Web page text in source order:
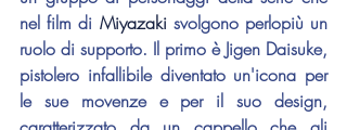
nel film di Miyazaki svolgono perlopiù un
ruolo di supporto. Il primo è Jigen Daisuke,
pistolero infallibile diventato un'icona per
le sue movenze e per il suo design,